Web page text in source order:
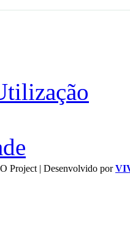
Project | Desenvolvido por